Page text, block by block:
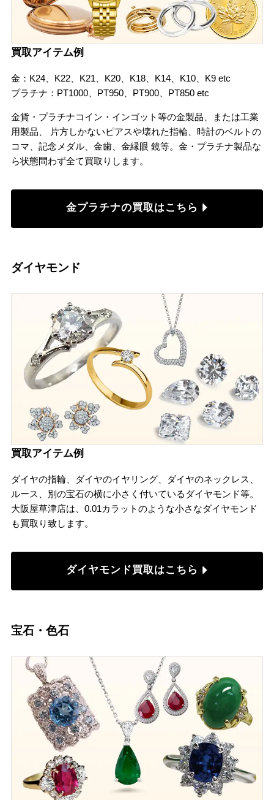
買取アイテム例
金：K24、K22、K21、K20、K18、K14、K10、K9 etc
プラチナ：PT1000、PT950、PT900、PT850 etc
金貨・プラチナコイン・インゴット等の金製品、または工業
用製品、 片方しかないピアスや壊れた指輪、時計のベルトの
コマ、記念メダル、金歯、金縁眼 鏡等。金・プラチナ製品な
ら状態問わず全て買取りします。
金プラチナの買取はこちら
ダイヤモンド
買取アイテム例
ダイヤの指輪、ダイヤのイヤリング、ダイヤのネックレス、
ルース、別の宝石の横に小さく付いているダイヤモンド等。
大阪屋草津店は、0.01カラットのような小さなダイヤモンド
も買取り致します。
ダイヤモンド買取はこちら
宝石・色石